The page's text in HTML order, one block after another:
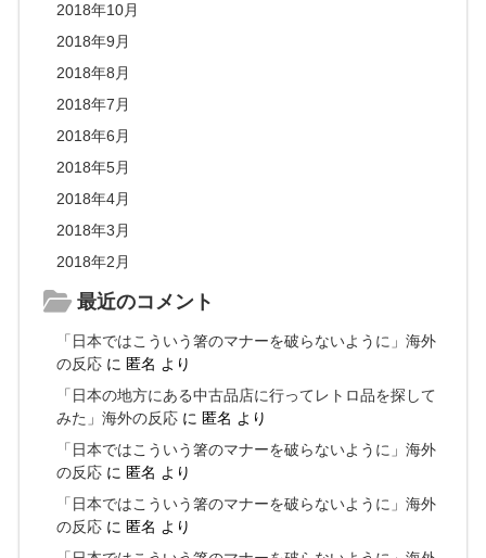
2018年10月
2018年9月
2018年8月
2018年7月
2018年6月
2018年5月
2018年4月
2018年3月
2018年2月
最近のコメント
「日本ではこういう箸のマナーを破らないように」海外
の反応 に 匿名 より
「日本の地方にある中古品店に行ってレトロ品を探して
みた」海外の反応 に 匿名 より
「日本ではこういう箸のマナーを破らないように」海外
の反応 に 匿名 より
「日本ではこういう箸のマナーを破らないように」海外
の反応 に 匿名 より